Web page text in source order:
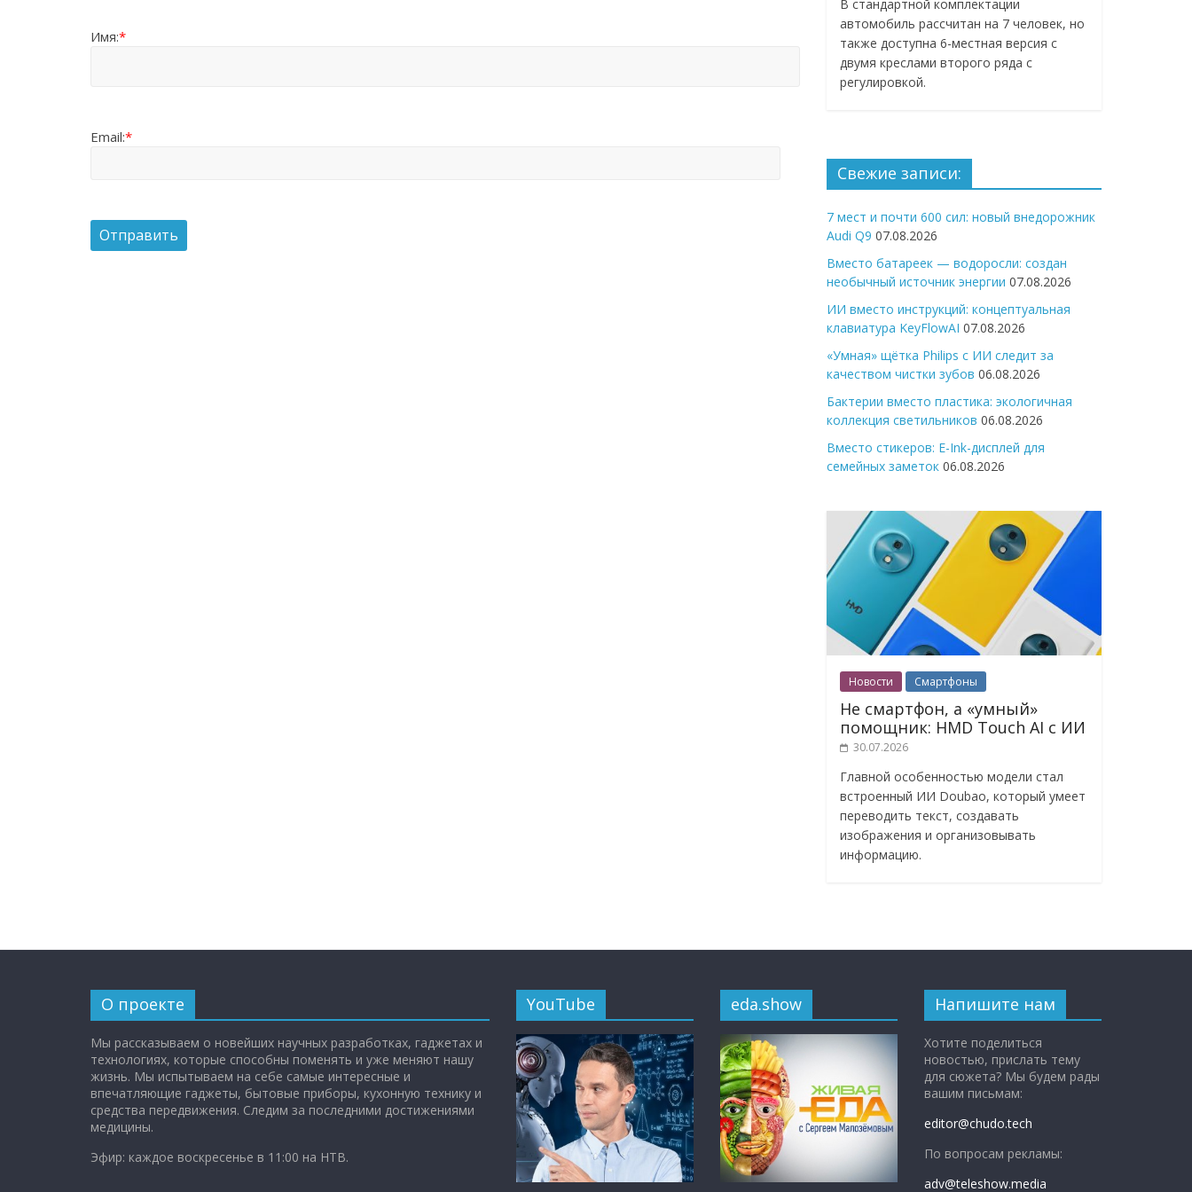
Имя:*
Email:*
В стандартной комплектации
автомобиль рассчитан на 7 человек, но
также доступна 6-местная версия с
двумя креслами второго ряда с
регулировкой.
Свежие записи:
7 мест и почти 600 сил: новый внедорожник
Audi Q9 07.08.2026
Вместо батареек — водоросли: создан
необычный источник энергии 07.08.2026
ИИ вместо инструкций: концептуальная
клавиатура KeyFlowAI 07.08.2026
«Умная» щётка Philips с ИИ следит за
качеством чистки зубов 06.08.2026
Бактерии вместо пластика: экологичная
коллекция светильников 06.08.2026
Вместо стикеров: E-Ink-дисплей для
семейных заметок 06.08.2026
Новости Смартфоны
Не смартфон, а «умный»
помощник: HMD Touch AI с ИИ
30.07.2026
Главной особенностью модели стал
встроенный ИИ Doubao, который умеет
переводить текст, создавать
изображения и организовывать
информацию.
О проекте
Мы рассказываем о новейших научных разработках, гаджетах и
технологиях, которые способны поменять и уже меняют нашу
жизнь. Мы испытываем на себе самые интересные и
впечатляющие гаджеты, бытовые приборы, кухонную технику и
средства передвижения. Следим за последними достижениями
медицины.
Эфир: каждое воскресенье в 11:00 на НТВ.
YouTube eda.show Напишите нам
Хотите поделиться
новостью, прислать тему
для сюжета? Мы будем рады
вашим письмам:
editor@chudo.tech
По вопросам рекламы:
adv@teleshow.media